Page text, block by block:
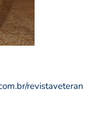
revistaveteran